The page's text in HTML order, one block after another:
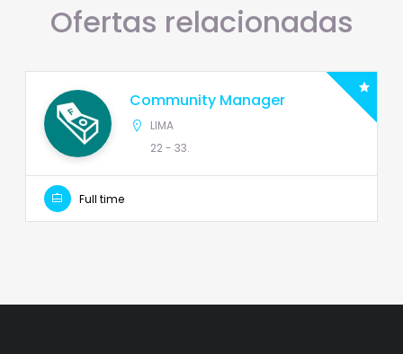
Ofertas relacionadas
Community Manager
LIMA
22 - 33.
Full time